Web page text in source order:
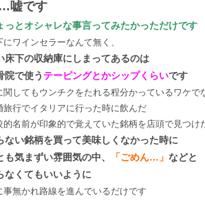
嘘です
っとオシャレな事言ってみたかっただけです
にワインセラーなんて無く、
床下の収納庫にしまってあるのは
院で使う テーピングとかシップくらいです
関してもウンチクをたれる程分かっているワケで
旅行でイタリアに行った時に飲んだ
的名前が印象的で覚えていた銘柄を店頭で見つけ
ない銘柄を買って美味しくなかった時に
も気まずい雰囲気の中、
「ごめん…」 などと
なくてもいいように
事無かれ路線を進んでいるだけです